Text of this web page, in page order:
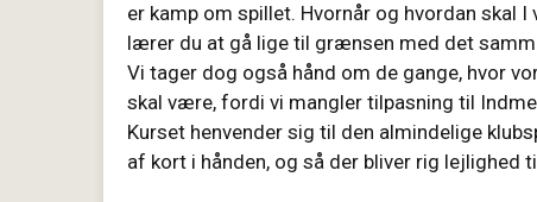
er kamp om spillet. Hvornår og hvordan skal
lærer du at gå lige til grænsen med det
Vi tager dog også hånd om de gange, hvor
skal være, fordi vi mangler tilpasning til
Kurset henvender sig til den almindelige
af kort i hånden, og så der bliver rig lejlighed